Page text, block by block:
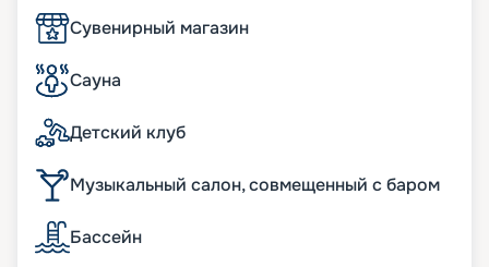
Сувенирный магазин
Сауна
Детский клуб
Музыкальный салон, совмещенный с баром
Бассейн